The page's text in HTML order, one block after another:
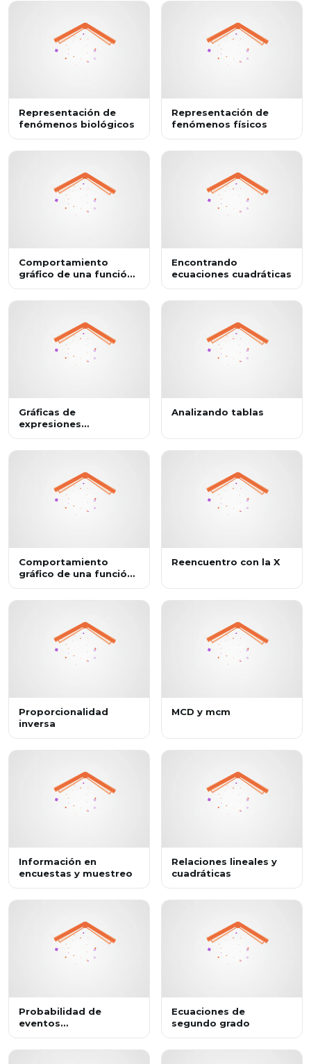
Representación de
fenómenos biológicos
Representación de
fenómenos físicos
Comportamiento
gráfico de una función
Encontrando
ecuaciones cuadráticas
Gráficas de
expresiones
Analizando tablas
Comportamiento
gráfico de una función
Reencuentro con la X
Proporcionalidad
inversa
MCD y mcm
Información en
encuestas y muestreo
Relaciones lineales y
cuadráticas
Probabilidad de
eventos
Ecuaciones de
segundo grado